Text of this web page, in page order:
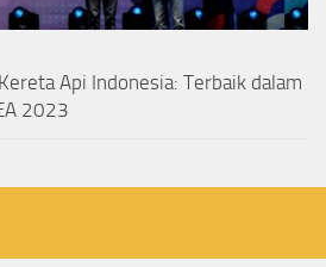
Api Indonesia: Terbaik dalam
2023